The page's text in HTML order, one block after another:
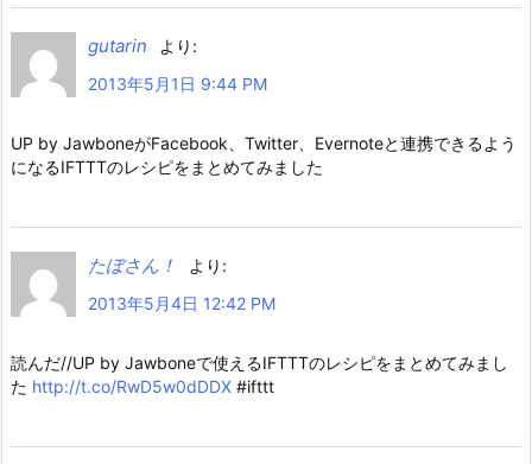
gutarin
より:
2013年5月1日 9:44 PM
UP by JawboneがFacebook、Twitter、Evernoteと連携できるよう
になるIFTTTのレシピをまとめてみました
たぼさん！
より:
2013年5月4日 12:42 PM
読んだ//UP by Jawboneで使えるIFTTTのレシピをまとめてみまし
た http://t.co/RwD5w0dDDX #ifttt